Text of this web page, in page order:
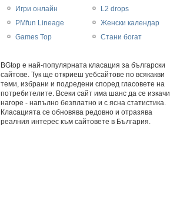
Игри онлайн
PMfun Lineage
Games Top
L2 drops
Женски календар
Стани богат
BGtop e най-популярната класация за български
сайтове. Тук ще откриеш уебсайтове по всякакви
теми, избрани и подредени според гласовете на
потребителите. Всеки сайт има шанс да се изкачи
нагоре - напълно безплатно и с ясна статистика.
Класацията се обновява редовно и отразява
реалния интерес към сайтовете в България.